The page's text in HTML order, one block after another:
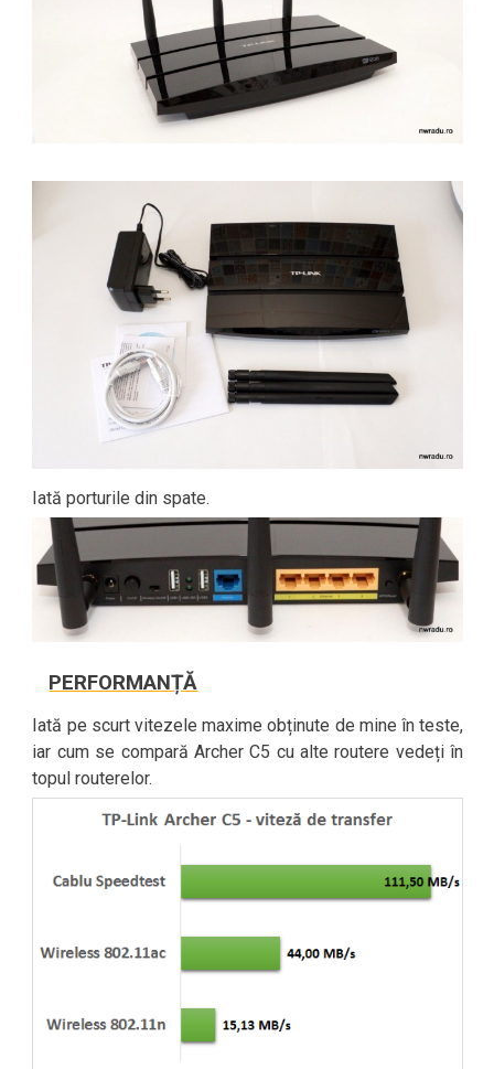
Iată porturile din spate.
PERFORMANȚĂ
Iată pe scurt vitezele maxime obținute de mine în teste,
iar cum se compară Archer C5 cu alte routere vedeți în
topul routerelor.